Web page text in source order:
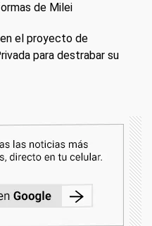
de Milei
el proyecto de
para destrabar su